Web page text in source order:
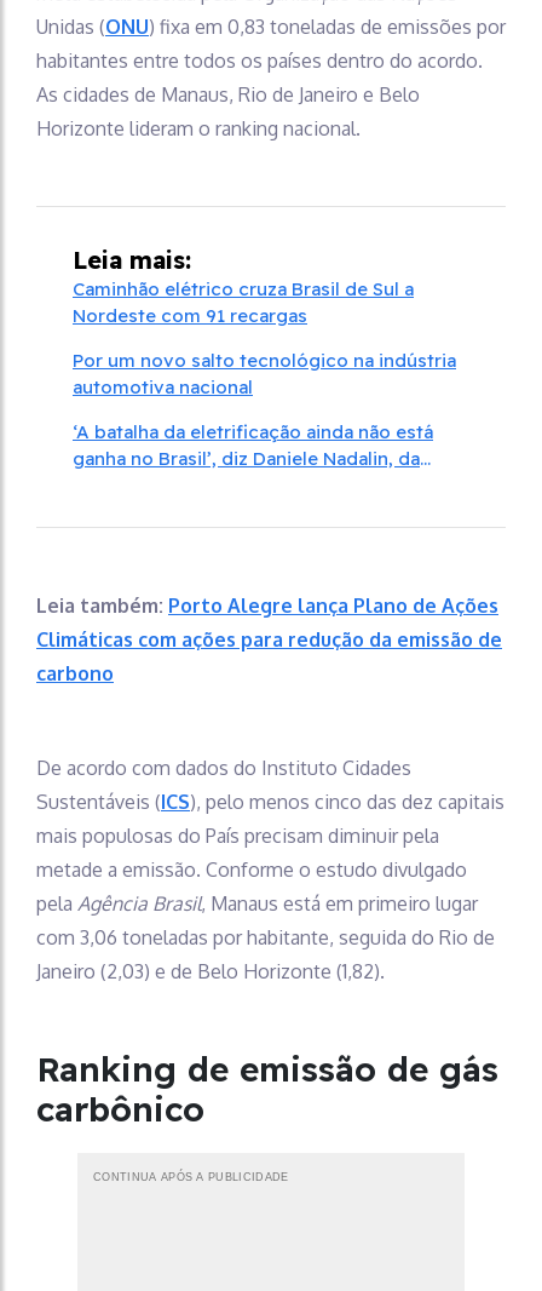
Unidas (ONU) fixa em 0,83 toneladas de emissões por
habitantes entre todos os países dentro do acordo.
As cidades de Manaus, Rio de Janeiro e Belo
Horizonte lideram o ranking nacional.
Leia mais:
Caminhão elétrico cruza Brasil de Sul a
Nordeste com 91 recargas
Por um novo salto tecnológico na indústria
automotiva nacional
‘A batalha da eletrificação ainda não está
ganha no Brasil’, diz Daniele Nadalin, da
Leia também: Porto Alegre lança Plano de Ações
Climáticas com ações para redução da emissão de
carbono
De acordo com dados do Instituto Cidades
Sustentáveis (ICS), pelo menos cinco das dez capitais
mais populosas do País precisam diminuir pela
metade a emissão. Conforme o estudo divulgado
pela Agência Brasil, Manaus está em primeiro lugar
com 3,06 toneladas por habitante, seguida do Rio de
Janeiro (2,03) e de Belo Horizonte (1,82).
Ranking de emissão de gás
carbônico
CONTINUA APÓS A PUBLICIDADE